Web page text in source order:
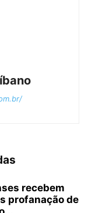
recebem
profanação de